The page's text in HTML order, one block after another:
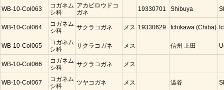
WB-10-Col063
コガネム
シ科
アカビロウドコ
ガネ
19330701 Shibuya
WB-10-Col064
コガネム
シ科
サクラコガネ メス 19330629 Ichikawa (Chiba)
WB-10-Col065
コガネム
シ科
サクラコガネ メス 信州 上田
WB-10-Col066
コガネム
シ科
サクラコガネ メス
WB-10-Col067
コガネム
シ科
ツヤコガネ メス 澁谷